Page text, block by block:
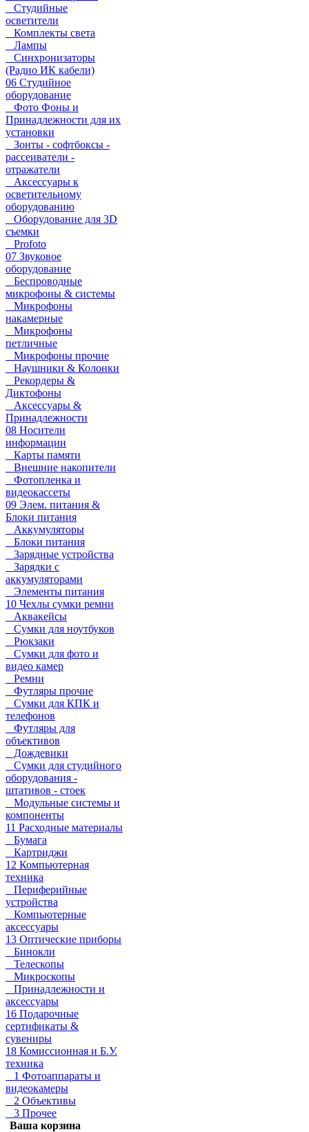
Студийные
осветители
Комплекты света
Лампы
Синхронизаторы
(Радио ИК кабели)
06 Студийное
оборудование
Фото Фоны и
Принадлежности для их
установки
Зонты - софтбоксы -
рассеиватели -
отражатели
Аксессуары к
осветительному
оборудованию
Оборудование для 3D
съемки
Profoto
07 Звуковое
оборудование
Беспроводные
микрофоны & системы
Микрофоны
накамерные
Микрофоны
петличные
Микрофоны прочие
Наушники & Колонки
Рекордеры &
Диктофоны
Аксессуары &
Принадлежности
08 Носители
информации
Карты памяти
Внешние накопители
Фотопленка и
видеокассеты
09 Элем. питания &
Блоки питания
Аккумуляторы
Блоки питания
Зарядные устройства
Зарядки с
аккумуляторами
Элементы питания
10 Чехлы сумки ремни
Аквакейсы
Сумки для ноутбуков
Рюкзаки
Сумки для фото и
видео камер
Ремни
Футляры прочие
Сумки для КПК и
телефонов
Футляры для
объективов
Дождевики
Сумки для студийного
оборудования -
штативов - стоек
Модульные системы и
компоненты
11 Расходные материалы
Бумага
Картриджи
12 Компьютерная
техника
Периферийные
устройства
Компьютерные
аксессуары
13 Оптические приборы
Бинокли
Телескопы
Микроскопы
Принадлежности и
аксессуары
16 Подарочные
сертификаты &
сувениры
18 Комиссионная и Б.У.
техника
1 Фотоаппараты и
видеокамеры
2 Объективы
3 Прочее
Ваша корзина